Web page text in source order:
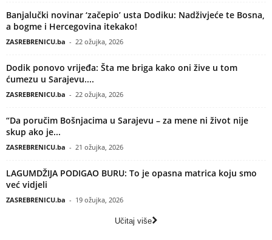
Banjalučki novinar ‘začepio’ usta Dodiku: Nadživjeće te Bosna,
a bogme i Hercegovina itekako!
ZASREBRENICU.ba - 22 ožujka, 2026
Dodik ponovo vrijeđa: Šta me briga kako oni žive u tom
ćumezu u Sarajevu....
ZASREBRENICU.ba - 22 ožujka, 2026
“Da poručim Bošnjacima u Sarajevu – za mene ni život nije
skup ako je...
ZASREBRENICU.ba - 21 ožujka, 2026
LAGUMDŽIJA PODIGAO BURU: To je opasna matrica koju smo
već vidjeli
ZASREBRENICU.ba - 19 ožujka, 2026
Učitaj više